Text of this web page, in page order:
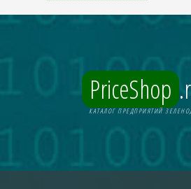
PriceShop
КАТАЛОГ ПРЕДПРИЯТИЙ